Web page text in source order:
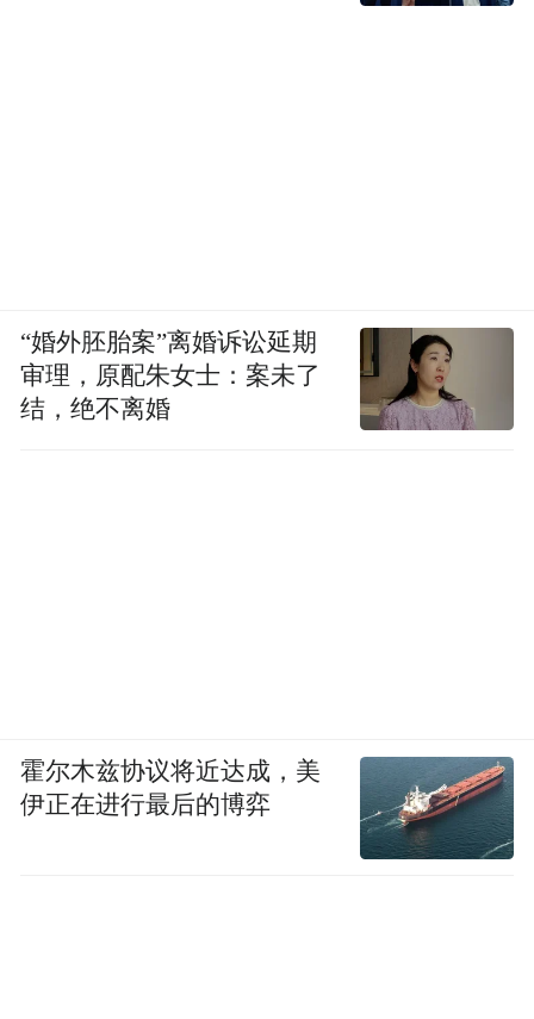
“婚外胚胎案”离婚诉讼延期
审理，原配朱女士：案未了
结，绝不离婚
霍尔木兹协议将近达成，美
伊正在进行最后的博弈